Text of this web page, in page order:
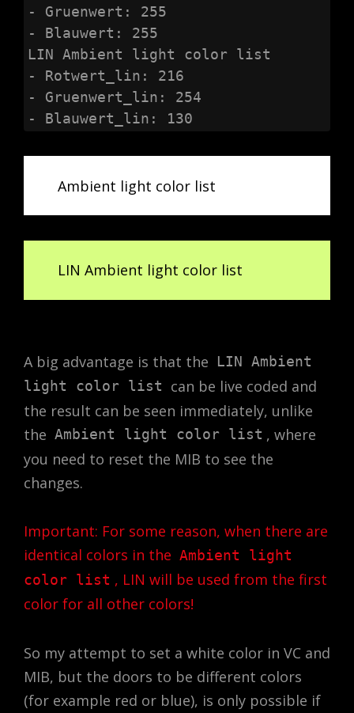
- Gruenwert: 255
- Blauwert: 255
LIN Ambient light color list
- Rotwert_lin: 216
- Gruenwert_lin: 254
- Blauwert_lin: 130
Ambient light color list
LIN Ambient light color list
A big advantage is that the
LIN Ambient
light color list
can be live coded and
the result can be seen immediately, unlike
the Ambient light color list , where
you need to reset the MIB to see the
changes.
Important: For some reason, when there are
identical colors in the Ambient light
color list , LIN will be used from the first
color for all other colors!
So my attempt to set a white color in VC and
MIB, but the doors to be different colors
(for example red or blue), is only possible if